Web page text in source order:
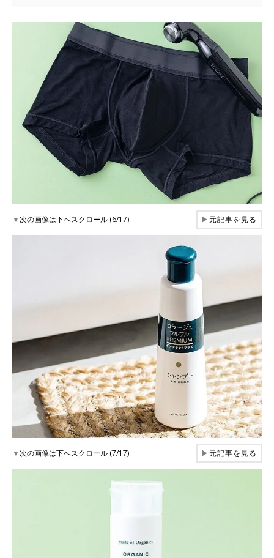
▼次の画像は下へスクロール (6/17) ▶元記事を見る
▼次の画像は下へスクロール (7/17) ▶元記事を見る